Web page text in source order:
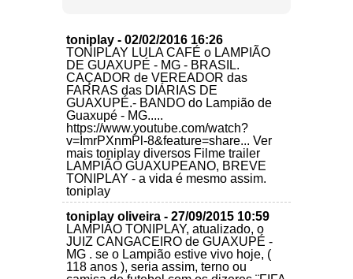
toniplay - 02/02/2016 16:26
TONIPLAY LULA CAFÉ o LAMPIÃO
DE GUAXUPÉ - MG - BRASIL.
CAÇADOR de VEREADOR das
FARRAS das DIÁRIAS DE
GUAXUPÉ.- BANDO do Lampião de
Guaxupé - MG.....
https://www.youtube.com/watch?
v=ImrPXnmPl-8&feature=share... Ver
mais toniplay diversos Filme trailer
LAMPIÃO GUAXUPEANO, BREVE
TONIPLAY - a vida é mesmo assim.
toniplay
toniplay oliveira - 27/09/2015 10:59
LAMPIÃO TONIPLAY, atualizado, o
JUIZ CANGACEIRO de GUAXUPÉ -
MG . se o Lampião estive vivo hoje, (
118 anos ), seria assim, terno ou